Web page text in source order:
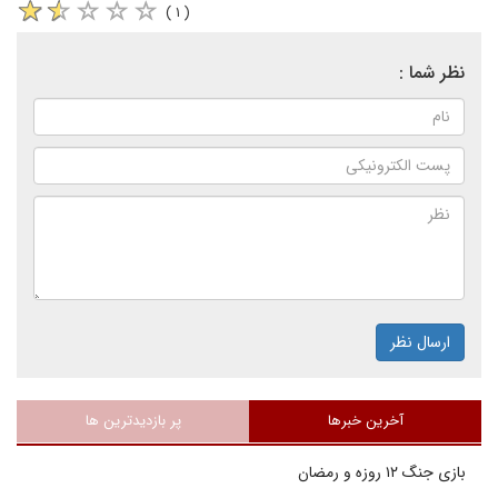
( ۱ )
نظر شما :
ارسال نظر
آخرین خبرها پر بازدیدترین ها
بازی جنگ ۱۲ روزه و رمضان